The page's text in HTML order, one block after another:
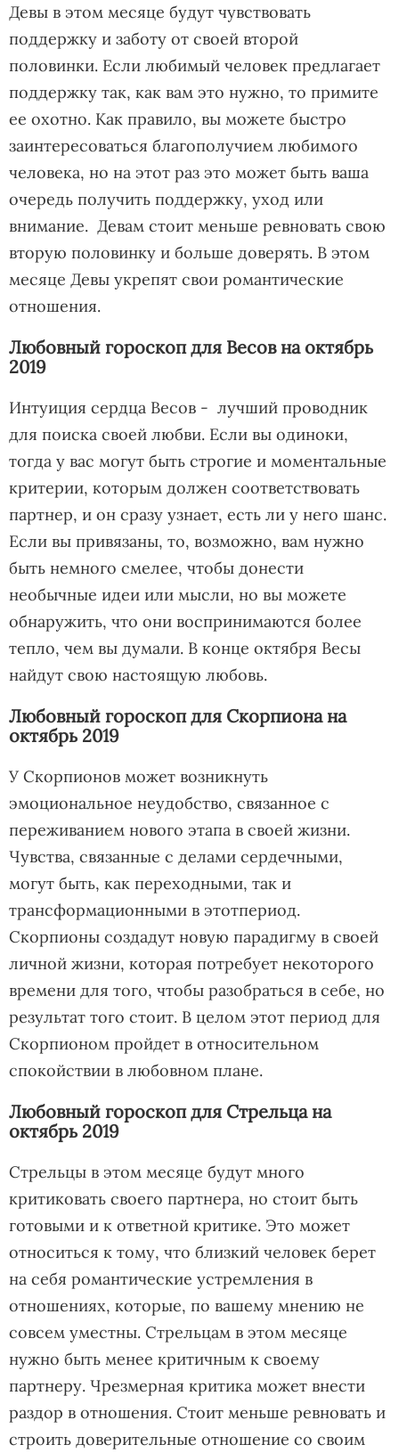
Девы в этом месяце будут чувствовать
поддержку и заботу от своей второй
половинки. Если любимый человек предлагает
поддержку так, как вам это нужно, то примите
ее охотно. Как правило, вы можете быстро
заинтересоваться благополучием любимого
человека, но на этот раз это может быть ваша
очередь получить поддержку, уход или
внимание. Девам стоит меньше ревновать свою
вторую половинку и больше доверять. В этом
месяце Девы укрепят свои романтические
отношения.
Любовный гороскоп для Весов на октябрь
2019
Интуиция сердца Весов - лучший проводник
для поиска своей любви. Если вы одиноки,
тогда у вас могут быть строгие и моментальные
критерии, которым должен соответствовать
партнер, и он сразу узнает, есть ли у него шанс.
Если вы привязаны, то, возможно, вам нужно
быть немного смелее, чтобы донести
необычные идеи или мысли, но вы можете
обнаружить, что они воспринимаются более
тепло, чем вы думали. В конце октября Весы
найдут свою настоящую любовь.
Любовный гороскоп для Скорпиона на
октябрь 2019
У Скорпионов может возникнуть
эмоциональное неудобство, связанное с
переживанием нового этапа в своей жизни.
Чувства, связанные с делами сердечными,
могут быть, как переходными, так и
трансформационными в этотпериод.
Скорпионы создадут новую парадигму в своей
личной жизни, которая потребует некоторого
времени для того, чтобы разобраться в себе, но
результат того стоит. В целом этот период для
Скорпионом пройдет в относительном
спокойствии в любовном плане.
Любовный гороскоп для Стрельца на
октябрь 2019
Стрельцы в этом месяце будут много
критиковать своего партнера, но стоит быть
готовыми и к ответной критике. Это может
относиться к тому, что близкий человек берет
на себя романтические устремления в
отношениях, которые, по вашему мнению не
совсем уместны. Стрельцам в этом месяце
нужно быть менее критичным к своему
партнеру. Чрезмерная критика может внести
раздор в отношения. Стоит меньше ревновать и
строить доверительные отношение со своим